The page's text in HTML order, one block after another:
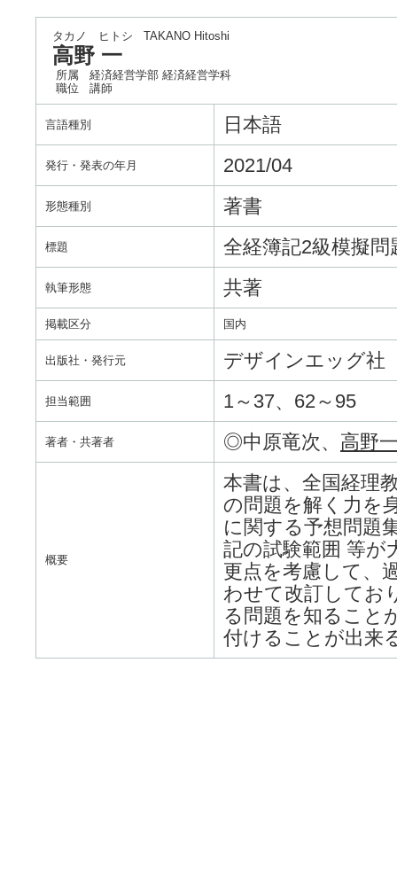
タカノ ヒトシ TAKANO Hitoshi
高野 一
所属
経済経営学部 経済経営学科
職位
講師
言語種別 日本語
発行・発表の年月 2021/04
形態種別 著書
標題 全経簿記2級模擬
執筆形態 共著
掲載区分 国内
出版社・発行元 デザインエッグ社
担当範囲 1～37、62～95
著者・共著者 ◎中原竜次、 高野
概要
本書は、全国経理
の問題を解く力を
に関する予想問題
記の試験範囲 等が
更点を考慮して、
わせて改訂してお
る問題を知ること
付けることが出来